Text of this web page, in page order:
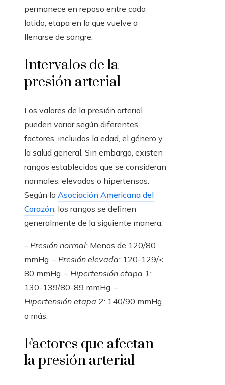
permanece en reposo entre cada
latido, etapa en la que vuelve a
llenarse de sangre.
Intervalos de la
presión arterial
Los valores de la presión arterial
pueden variar según diferentes
factores, incluidos la edad, el género y
la salud general. Sin embargo, existen
rangos establecidos que se consideran
normales, elevados o hipertensos.
Según la Asociación Americana del
Corazón , los rangos se definen
generalmente de la siguiente manera:
– Presión normal: Menos de 120/80
mmHg. – Presión elevada: 120-129/<
80 mmHg. – Hipertensión etapa 1:
130-139/80-89 mmHg. –
Hipertensión etapa 2: 140/90 mmHg
o más.
Factores que afectan
la presión arterial